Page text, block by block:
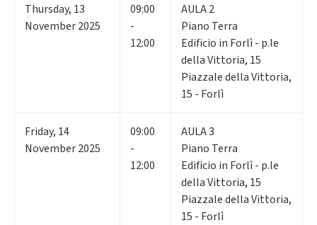
Thursday, 13
November 2025
09:00
-
12:00
AULA 2
Piano Terra
Edificio in Forlì - p.le
della Vittoria, 15
Piazzale della Vittoria,
15 - Forlì
Friday, 14
November 2025
09:00
-
12:00
AULA 3
Piano Terra
Edificio in Forlì - p.le
della Vittoria, 15
Piazzale della Vittoria,
15 - Forlì